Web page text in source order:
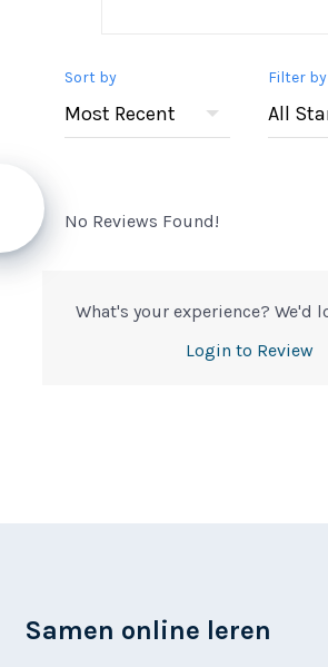
Sort by Filter by
No Reviews Found!
What's your experience? We'd
Login to Review
Samen online leren